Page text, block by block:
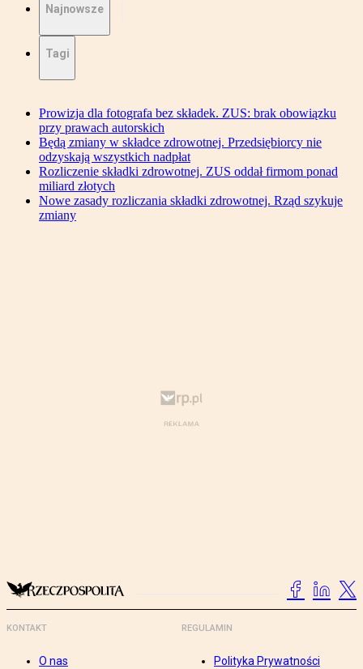
Najnowsze
Tagi
Prowizja dla fotografa bez składek. ZUS: brak obowiązku
przy prawach autorskich
Będą zmiany w składce zdrowotnej. Przedsiębiorcy nie
odzyskają wszystkich nadpłat
Rozliczenie składki zdrowotnej. ZUS oddał firmom ponad
miliard złotych
Nowe zasady rozliczania składki zdrowotnej. Rząd szykuje
zmiany
KONTAKT
O nas
REGULAMIN
Polityka Prywatności